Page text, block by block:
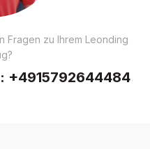
Fragen zu Ihrem Leonding
+4915792644484